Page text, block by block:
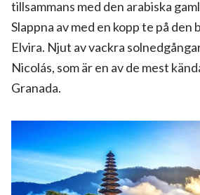
tillsammans med den arabiska
Slappna av med en kopp te på den
Elvira. Njut av vackra
Nicolás, som är en av de mest
Granada.